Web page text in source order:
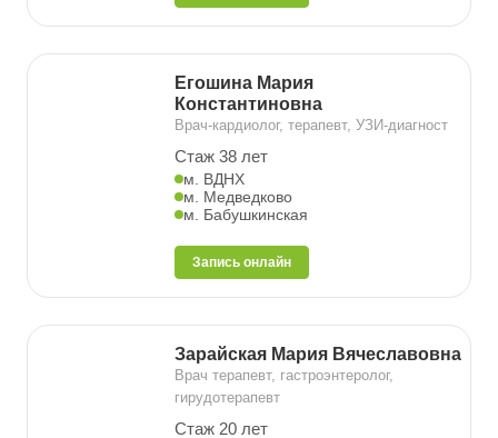
Егошина Мария
Константиновна
Врач-кардиолог, терапевт, УЗИ-диагност
Стаж 38 лет
м. ВДНХ
м. Медведково
м. Бабушкинская
Запись онлайн
Зарайская Мария Вячеславовна
Врач терапевт, гастроэнтеролог,
гирудотерапевт
Стаж 20 лет